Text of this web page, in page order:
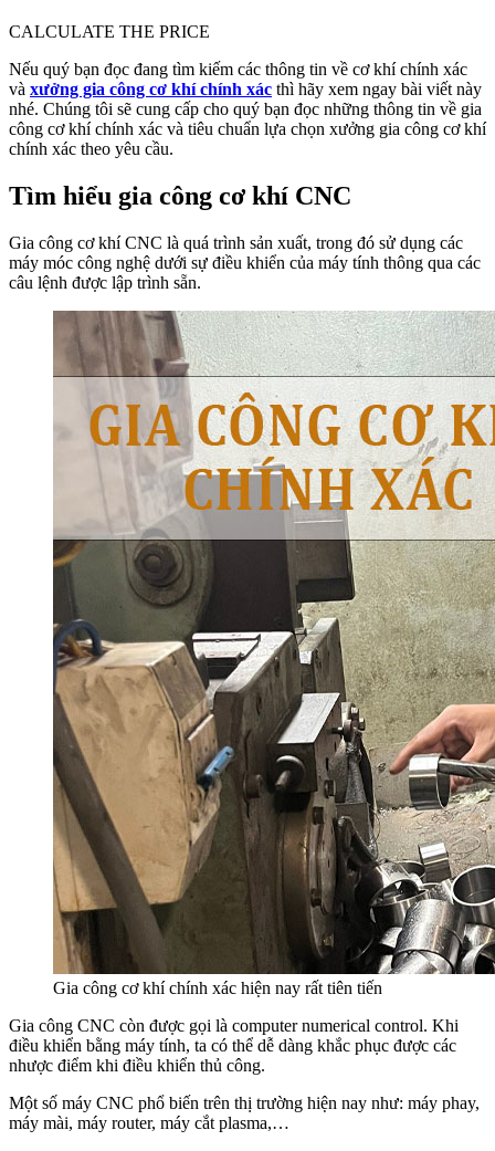
CALCULATE THE PRICE
Nếu quý bạn đọc đang tìm kiếm các thông tin về cơ khí chính xác
và xưởng gia công cơ khí chính xác thì hãy xem ngay bài viết này
nhé. Chúng tôi sẽ cung cấp cho quý bạn đọc những thông tin về gia
công cơ khí chính xác và tiêu chuẩn lựa chọn xưởng gia công cơ khí
chính xác theo yêu cầu.
Tìm hiểu gia công cơ khí CNC
Gia công cơ khí CNC là quá trình sản xuất, trong đó sử dụng các
máy móc công nghệ dưới sự điều khiển của máy tính thông qua các
câu lệnh được lập trình sẵn.
Gia công cơ khí chính xác hiện nay rất tiên tiến
Gia công CNC còn được gọi là computer numerical control. Khi
điều khiển bằng máy tính, ta có thể dễ dàng khắc phục được các
nhược điểm khi điều khiển thủ công.
Một số máy CNC phổ biến trên thị trường hiện nay như: máy phay,
máy mài, máy router, máy cắt plasma,…